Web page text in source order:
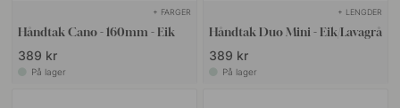
+ FARGER
Håndtak Cano - 160mm - Eik
389 kr
På lager
+ LENGDER
Håndtak Duo Mini - Eik/Lavagrå
389 kr
På lager